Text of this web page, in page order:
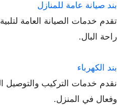
بند صيانة عامة للمنازل
تقدم خدمات الصيانة العامة
راحة البال.
بند الكهرباء
نقدم خدمات التركيب والتوصيل
وفعال في المنزل.